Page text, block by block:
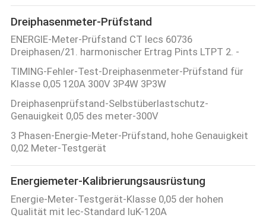
Dreiphasenmeter-Prüfstand
ENERGIE-Meter-Prüfstand CT Iecs 60736
Dreiphasen/21. harmonischer Ertrag Pints LTPT 2. -
TIMING-Fehler-Test-Dreiphasenmeter-Prüfstand für
Klasse 0,05 120A 300V 3P4W 3P3W
Dreiphasenprüfstand-Selbstüberlastschutz-
Genauigkeit 0,05 des meter-300V
3 Phasen-Energie-Meter-Prüfstand, hohe Genauigkeit
0,02 Meter-Testgerät
Energiemeter-Kalibrierungsausrüstung
Energie-Meter-Testgerät-Klasse 0,05 der hohen
Qualität mit Iec-Standard IuK-120A